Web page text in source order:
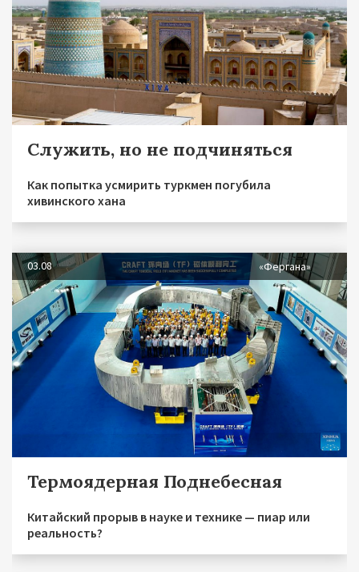
Служить, но не подчиняться
Как попытка усмирить туркмен погубила
хивинского хана
03.08 «Фергана»
Термоядерная Поднебесная
Китайский прорыв в науке и технике — пиар или
реальность?